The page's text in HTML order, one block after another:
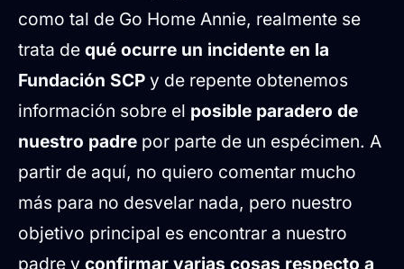
como tal de Go Home Annie, realmente se
trata de qué ocurre un incidente en la
Fundación SCP y de repente obtenemos
información sobre el posible paradero de
nuestro padre por parte de un espécimen. A
partir de aquí, no quiero comentar mucho
más para no desvelar nada, pero nuestro
objetivo principal es encontrar a nuestro
padre y confirmar varias cosas respecto a